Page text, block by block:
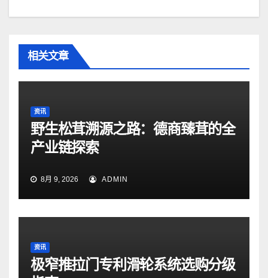
相关文章
资讯
野生松茸溯源之路：德商臻茸的全
产业链探索
8月 9, 2026 ADMIN
资讯
极窄推拉门专利滑轮系统选购分级